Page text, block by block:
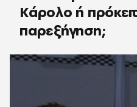
Κάρολο ή
παρεξήγηση;